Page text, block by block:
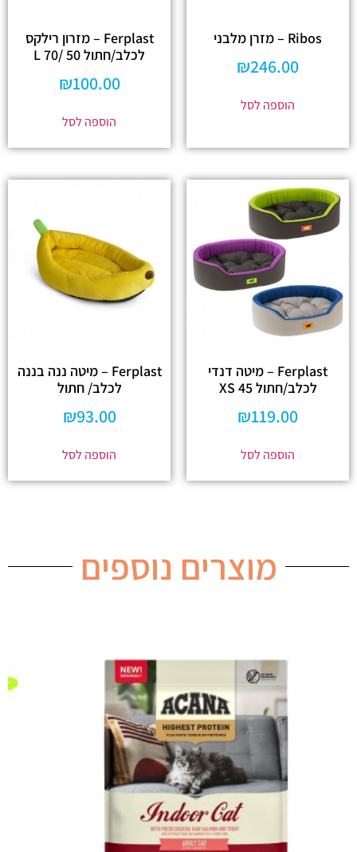
Ribos – מזרן מלבני
₪246.00
הוספה לסל
Ferplast – מזרון רילקס
לכלב/חתול 50 /70 L
₪100.00
הוספה לסל
Ferplast – מיטה דנדי
לכלב/חתול 45 XS
₪119.00
הוספה לסל
Ferplast – מיטה ננה בננה
לכלב/ חתול
₪93.00
הוספה לסל
מוצרים נוספים